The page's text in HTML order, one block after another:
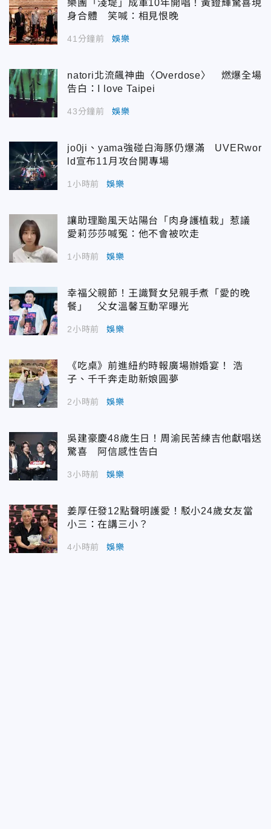
樂團「淺堤」成軍10年開唱！黃鐙輝驚喜現
身合體 笑喊：相見恨晚
41分鐘前 娛樂
natori北流飆神曲〈Overdose〉 燃爆全場
告白：I love Taipei
43分鐘前 娛樂
jo0ji、yama強碰白海豚仍爆滿 UVERwor
ld宣布11月攻台開專場
1小時前 娛樂
讓助理颱風天站陽台「肉身護植栽」惹議
愛莉莎莎喊冤：他不會被吹走
1小時前 娛樂
幸福父親節！王識賢女兒親手煮「愛的晚
餐」 父女溫馨互動罕曝光
2小時前 娛樂
《吃桌》前進紐約時報廣場辦婚宴！ 浩
子、千千奔走助新娘圓夢
2小時前 娛樂
吳建豪慶48歲生日！周渝民苦練吉他獻唱送
驚喜 阿信感性告白
3小時前 娛樂
姜厚任發12點聲明護愛！駁小24歲女友當
小三：在講三小？
4小時前 娛樂